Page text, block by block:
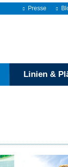
Presse
Linien &